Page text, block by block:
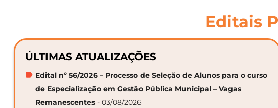
Editais
ÚLTIMAS ATUALIZAÇÕES
Edital nº 56/2026 – Processo de Seleção de Alunos para o curso
de Especialização em Gestão Pública Municipal – Vagas
Remanescentes - 03/08/2026